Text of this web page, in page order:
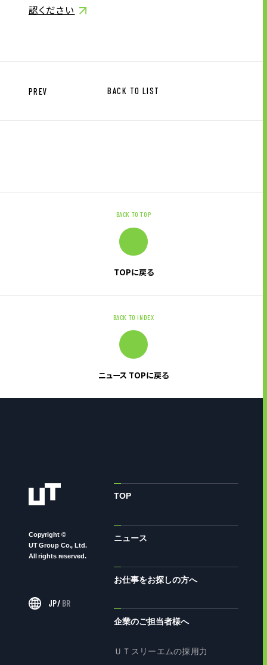
認ください
PREV BACK TO LIST
BACK TO TOP
TOPに戻る
BACK TO INDEX
ニュース TOPに戻る
Copyright ©
UT Group Co., Ltd.
All rights reserved.
JP/ BR
TOP
ニュース
お仕事をお探しの方へ
企業のご担当者様へ
ＵＴスリーエムの採用力